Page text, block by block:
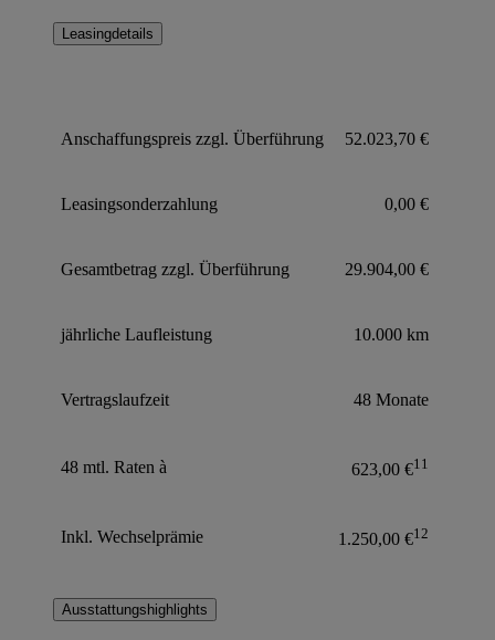
Leasingdetails
Anschaffungspreis zzgl. Überführung 52.023,70 €
Leasingsonderzahlung 0,00 €
Gesamtbetrag zzgl. Überführung 29.904,00 €
jährliche Laufleistung 10.000 km
Vertragslaufzeit 48 Monate
48 mtl. Raten à 623,00 €11
Inkl. Wechselprämie 1.250,00 €12
Ausstattungshighlights